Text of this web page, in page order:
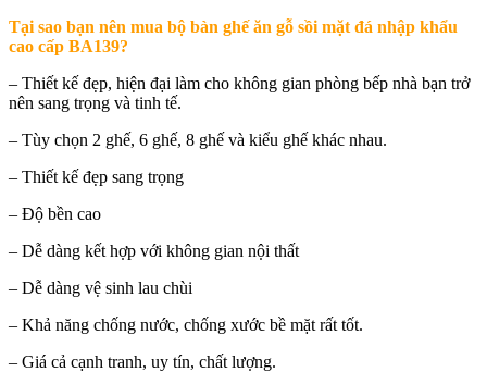
Tại sao bạn nên mua bộ bàn ghế ăn gỗ sồi mặt đá nhập khẩu
cao cấp BA139?
– Thiết kế đẹp, hiện đại làm cho không gian phòng bếp nhà bạn trở
nên sang trọng và tinh tế.
– Tùy chọn 2 ghế, 6 ghế, 8 ghế và kiểu ghế khác nhau.
– Thiết kế đẹp sang trọng
– Độ bền cao
– Dễ dàng kết hợp với không gian nội thất
– Dễ dàng vệ sinh lau chùi
– Khả năng chống nước, chống xước bề mặt rất tốt.
– Giá cả cạnh tranh, uy tín, chất lượng.